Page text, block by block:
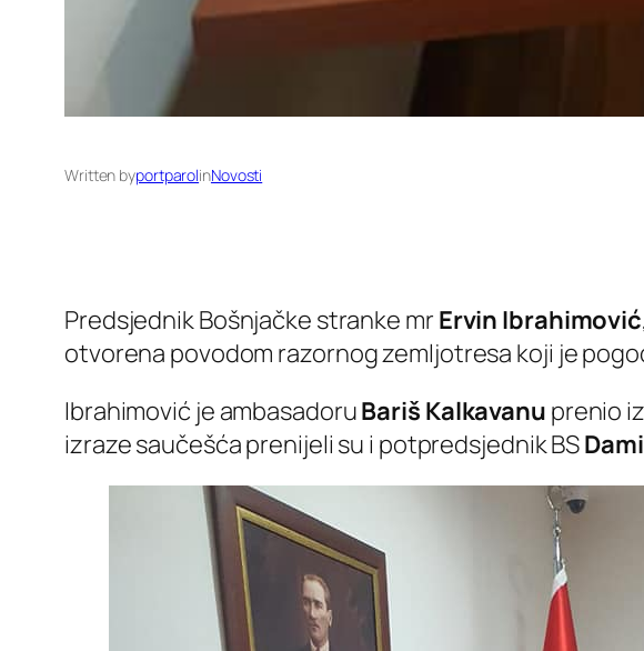
Written byportparolinNovosti
Predsjednik Bošnjačke stranke mr Ervin Ibrahimović
otvorena povodom razornog zemljotresa koji je
Ibrahimović je ambasadoruBariš Kalkavanu prenio
izraze saučešća prenijeli su i potpredsjednik BS